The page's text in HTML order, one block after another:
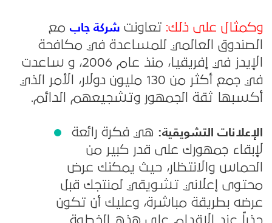
وكمثال على ذلك: تعاونت شركة جاب مع
الصندوق العالمي للمساعدة في مكافحة
الإيدز في إفريقيا، منذ عام 2006، و ساعدت
في جمع أكثر من 130 مليون دولار، الأمر الذي
أكسبها ثقة الجمهور وتشجيعهم الدائم.
الإعلانات التشويقية: هي فكرة رائعة
لإبقاء جمهورك على قدر كبير من
الحماس والانتظار، حيث يمكنك عرض
محتوى إعلاني تشويقي لمنتجك قبل
عرضه بطريقة مباشرة، وعليك أن تكون
حذراً عند الإقدام على هذه الخطوة